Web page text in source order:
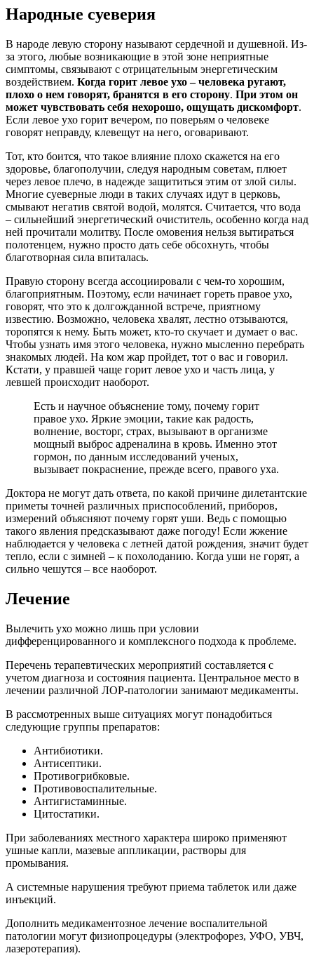
Народные суеверия
В народе левую сторону называют сердечной и душевной. Из-
за этого, любые возникающие в этой зоне неприятные
симптомы, связывают с отрицательным энергетическим
воздействием. Когда горит левое ухо – человека ругают,
плохо о нем говорят, бранятся в его сторону. При этом он
может чувствовать себя нехорошо, ощущать дискомфорт.
Если левое ухо горит вечером, по поверьям о человеке
говорят неправду, клевещут на него, оговаривают.
Тот, кто боится, что такое влияние плохо скажется на его
здоровье, благополучии, следуя народным советам, плюет
через левое плечо, в надежде защититься этим от злой силы.
Многие суеверные люди в таких случаях идут в церковь,
смывают негатив святой водой, молятся. Считается, что вода
– сильнейший энергетический очиститель, особенно когда над
ней прочитали молитву. После омовения нельзя вытираться
полотенцем, нужно просто дать себе обсохнуть, чтобы
благотворная сила впиталась.
Правую сторону всегда ассоциировали с чем-то хорошим,
благоприятным. Поэтому, если начинает гореть правое ухо,
говорят, что это к долгожданной встрече, приятному
известию. Возможно, человека хвалят, лестно отзываются,
торопятся к нему. Быть может, кто-то скучает и думает о вас.
Чтобы узнать имя этого человека, нужно мысленно перебрать
знакомых людей. На ком жар пройдет, тот о вас и говорил.
Кстати, у правшей чаще горит левое ухо и часть лица, у
левшей происходит наоборот.
Есть и научное объяснение тому, почему горит
правое ухо. Яркие эмоции, такие как радость,
волнение, восторг, страх, вызывают в организме
мощный выброс адреналина в кровь. Именно этот
гормон, по данным исследований ученых,
вызывает покраснение, прежде всего, правого уха.
Доктора не могут дать ответа, по какой причине дилетантские
приметы точней различных приспособлений, приборов,
измерений объясняют почему горят уши. Ведь с помощью
такого явления предсказывают даже погоду! Если жжение
наблюдается у человека с летней датой рождения, значит будет
тепло, если с зимней – к похолоданию. Когда уши не горят, а
сильно чешутся – все наоборот.
Лечение
Вылечить ухо можно лишь при условии
дифференцированного и комплексного подхода к проблеме.
Перечень терапевтических мероприятий составляется с
учетом диагноза и состояния пациента. Центральное место в
лечении различной ЛОР-патологии занимают медикаменты.
В рассмотренных выше ситуациях могут понадобиться
следующие группы препаратов:
Антибиотики.
Антисептики.
Противогрибковые.
Противовоспалительные.
Антигистаминные.
Цитостатики.
При заболеваниях местного характера широко применяют
ушные капли, мазевые аппликации, растворы для
промывания.
А системные нарушения требуют приема таблеток или даже
инъекций.
Дополнить медикаментозное лечение воспалительной
патологии могут физиопроцедуры (электрофорез, УФО, УВЧ,
лазеротерапия).